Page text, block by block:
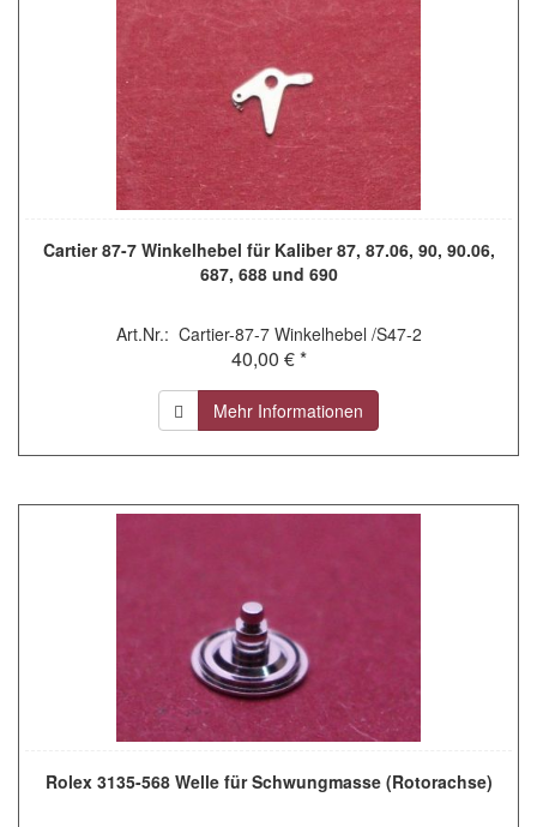
Cartier 87-7 Winkelhebel für Kaliber 87, 87.06, 90, 90.06,
687, 688 und 690
Art.Nr.: Cartier-87-7 Winkelhebel /S47-2
40,00 € *
Mehr Informationen
Rolex 3135-568 Welle für Schwungmasse (Rotorachse)